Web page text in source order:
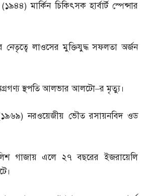
(১৯৪৪)মার্কিন চিকিৎসক হার্বার্ট স্পেন্সার
লাওসের মুক্তিযুদ্ধ সফলতা অর্জন
স্থপতি আলভার আলটো–র মৃত্যু।
১৯৬৯)নরওয়েজীয় ভৌত রসায়নবিদ ওড
গাজায় এলে ২৭ বছরের ইজরায়েলি